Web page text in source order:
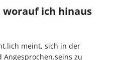
worauf ich hinaus
meint, sich in der
Angesprochen.seins zu